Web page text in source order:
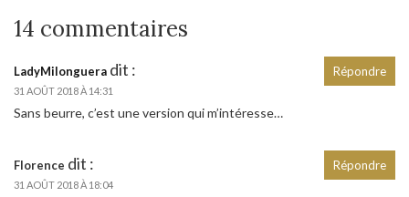
14 commentaires
LadyMilonguera dit :
31 AOÛT 2018 À 14:31
Sans beurre, c’est une version qui m’intéresse…
Répondre
Florence dit :
31 AOÛT 2018 À 18:04
Répondre